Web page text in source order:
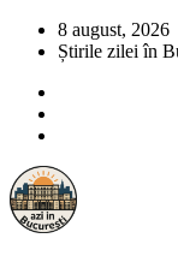
8 august, 2026
Știrile zilei în